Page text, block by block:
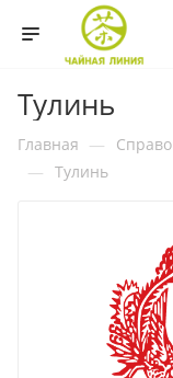
Тулинь
Главная —
— Тулинь